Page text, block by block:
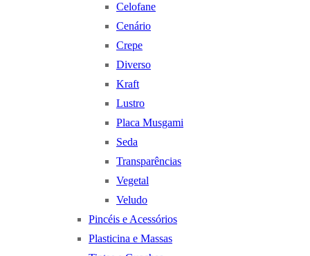
Celofane
Cenário
Crepe
Diverso
Kraft
Lustro
Placa Musgami
Seda
Transparências
Vegetal
Veludo
Pincéis e Acessórios
Plasticina e Massas